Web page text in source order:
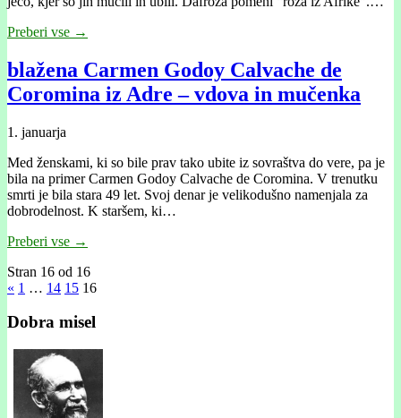
Preberi vse →
blažena Carmen Godoy Calvache de
Coromina iz Adre – vdova in mučenka
1. januarja
Med ženskami, ki so bile prav tako ubite iz sovraštva do vere, pa je
bila na primer Carmen Godoy Calvache de Coromina. V trenutku
smrti je bila stara 49 let. Svoj denar je velikodušno namenjala za
dobrodelnost. K staršem, ki…
Preberi vse →
Stran 16 od 16
« 1 … 14 15 16
Dobra misel